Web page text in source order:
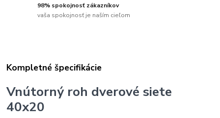
98% spokojnosť zákazníkov
vaša spokojnosť je naším cieľom
Kompletné špecifikácie
Vnútorný roh dverové siete
40x20